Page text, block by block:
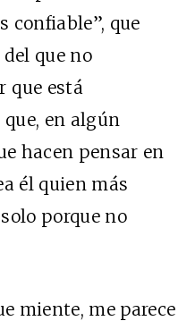
confiable”, que
que no
que está
en algún
hacen pensar en
él quien más
porque no
miente, me parece